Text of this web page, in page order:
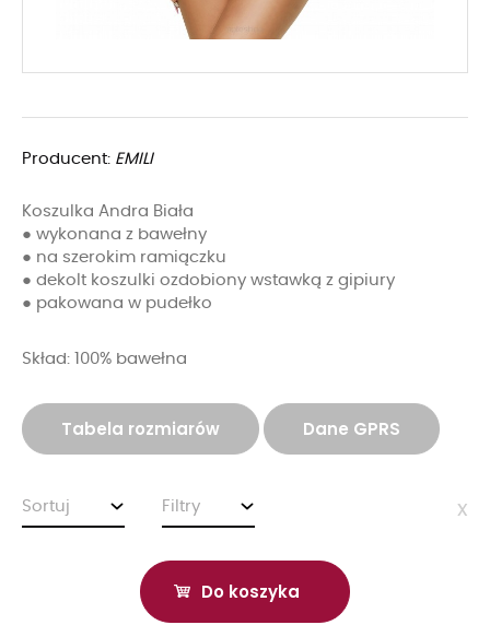
Producent: EMILI
Koszulka Andra Biała
● wykonana z bawełny
● na szerokim ramiączku
● dekolt koszulki ozdobiony wstawką z gipiury
● pakowana w pudełko
Skład: 100% bawełna
Tabela rozmiarów Dane GPRS
Sortuj Filtry x
Do koszyka